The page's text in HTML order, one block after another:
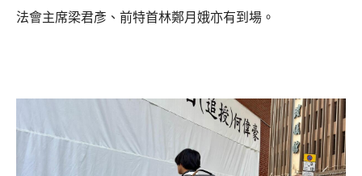
法會主席梁君彥、前特首林鄭月娥亦有到場。